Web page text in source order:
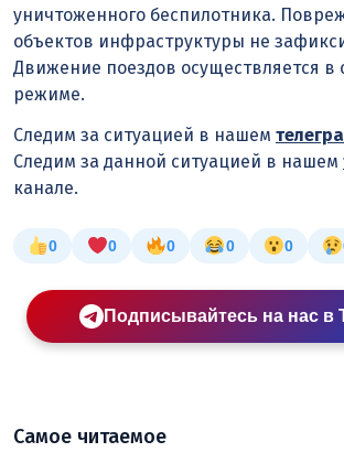
уничтоженного беспилотника.
объектов инфраструктуры не
Движение поездов осуществляется в
режиме.
Следим за ситуацией в нашем
Следим за данной ситуацией в нашем
канале.
0 0 0 0 0
Подписывайтесь на нас в
Самое читаемое